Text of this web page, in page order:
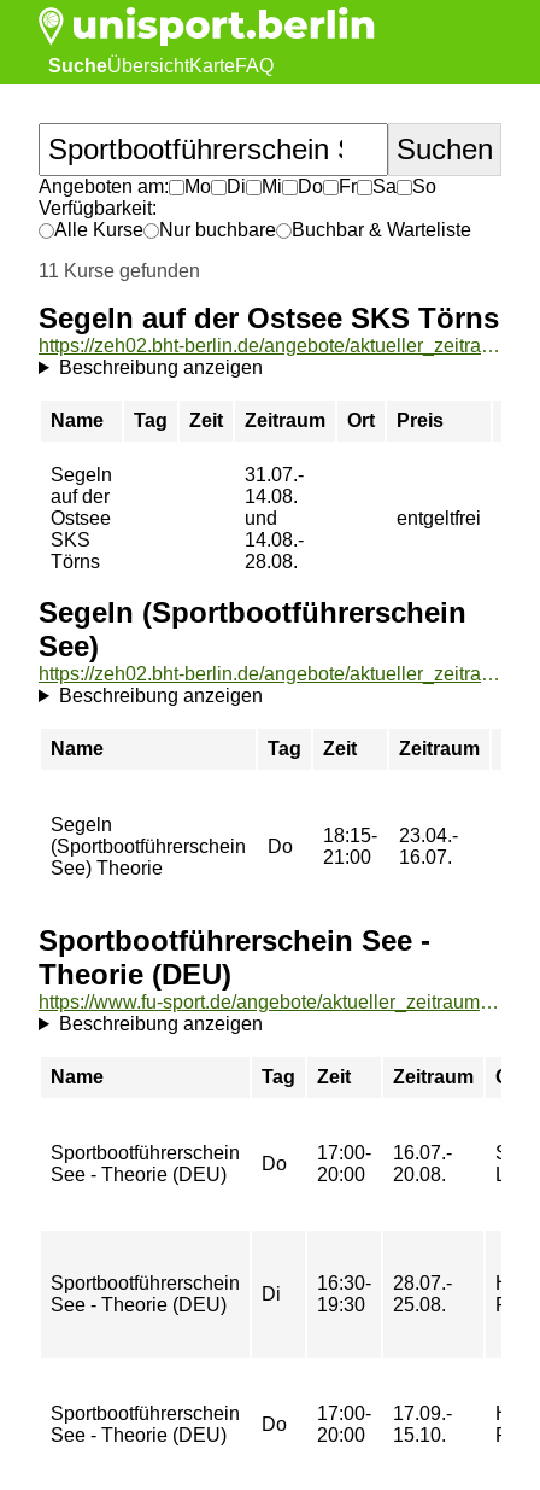
SucheÜbersichtKarteFAQ
Angeboten am: Mo Di Mi Do Fr Sa
So
Verfügbarkeit:
Alle Kurse
Nur buchbare
Buchbar & Warteliste
11 Kurse gefunden
Segeln auf der Ostsee SKS Törns
https://zeh02.bht-berlin.de/angebote/aktueller_zeitraum/_Segeln_auf_der_Ostsee_SKS_Toerns.html
Beschreibung anzeigen
Name Tag Zeit Zeitraum Ort Preis
Segeln
auf der
Ostsee
SKS
Törns
31.07.-
14.08.
und
14.08.-
28.08.
entgeltfrei
Segeln (Sportbootführerschein
See)
https://zeh02.bht-berlin.de/angebote/aktueller_zeitraum/_Segeln__Sportbootfuehrerschein_See_.html
Beschreibung anzeigen
Name Tag Zeit Zeitraum
Segeln
(Sportbootführerschein
See) Theorie
Do
18:15-
21:00
23.04.-
16.07.
Sportbootführerschein See -
Theorie (DEU)
https://www.fu-sport.de/angebote/aktueller_zeitraum/_Sportbootfuehrerschein_See_-_Theorie__DEU_.html
Beschreibung anzeigen
Name Tag Zeit Zeitraum Ort
Sportbootführerschein
See - Theorie (DEU)
Do
17:00-
20:00
16.07.-
20.08.
L116
Sportbootführerschein
See - Theorie (DEU)
Di
16:30-
19:30
28.07.-
25.08.
Sportbootführerschein
See - Theorie (DEU)
Do
17:00-
20:00
17.09.-
15.10.